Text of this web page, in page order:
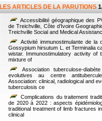
LES ARTICLES DE LA PARUTIONS
Accessibilité géographique des
de Treichville, Côte d’Ivoire
Treichville Social and Medical
Activité immunostimulante de la
Gossypium hirsutum L. et Terminalia
wistar. Immunostimulatory activity
mixture of
Association tuberculose-
evolutives au centre
Association: clinical, radiological and
tuberculosis ce
Complications du traitement
de 2020 à 2022 : aspects
traditional treatment of limb fractures
clinical